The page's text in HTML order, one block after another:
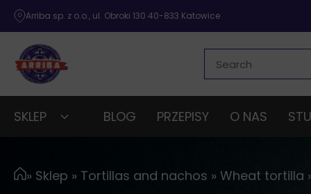
Arriba sp. z o.o., ul. Obroki 130 40-833 Katowice
SKLEP BLOG PRZEPISY O NAS
» Sklep » Tortillas and nachos » Wheat tortilla